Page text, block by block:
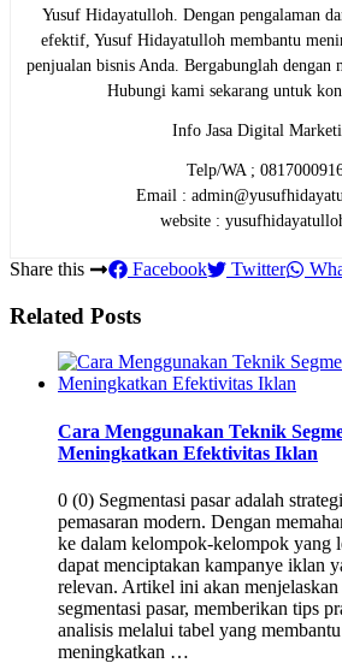
Yusuf Hidayatulloh. Dengan pengalaman
efektif, Yusuf Hidayatulloh membantu
penjualan bisnis Anda. Bergabunglah dengan
Hubungi kami sekarang untuk
Info Jasa Digital
Telp/WA ;
Email :
website :
Share this Facebook Twitter
Related Posts
Cara Menggunakan Teknik
Meningkatkan Efektivitas Iklan
0 (0) Segmentasi pasar adalah
pemasaran modern. Dengan
ke dalam kelompok-kelompok yang
dapat menciptakan kampanye iklan
relevan. Artikel ini akan
segmentasi pasar, memberikan tips
analisis melalui tabel yang
meningkatkan …